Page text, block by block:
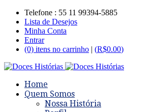
Telefone : 55 11 99394-5885
Lista de Desejos
Minha Conta
Entrar
(0) itens no carrinho | (R$0.00)
Home
Quem Somos
Nossa História